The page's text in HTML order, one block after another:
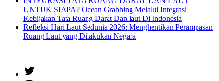
UNTUK SIAPA? Ocean Grabbing Melalui Integrasi
Kebijakan Tata Ruang Darat Dan laut Di Indonesia
Refleksi Hari Laut Sedunia 2026: Menghentikan Perampasan
Ruang Laut yang Dilakukan Negara